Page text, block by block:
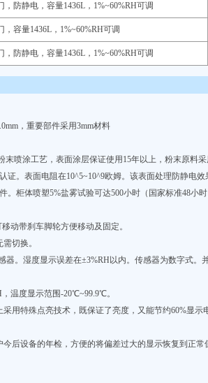
，防静电，容量1436L，1%~60%RH可调
，容量1436L，1%~60%RH可调
，防静电，容量1436L，1%~60%RH可调
，重要部件采用3mm材料
末喷涂工艺，表面涂层保证使用15年以上，粉末原料
证。表面电阻在10^5~10^9欧姆。该表面处理防静电效
。柜体喷塑5%盐雾试验可达500小时（国家标准48小
动带刹车脚轮方便移动及固定。
切换。
器。湿度显示误差在±3%RH以内。传感器为数字式。
温度显示范围-20℃~99.9℃。
用特殊点亮技术，既保证了亮度，又能节约60%显示
后设备的年检，方便的将偏差过大的显示恢复到正常